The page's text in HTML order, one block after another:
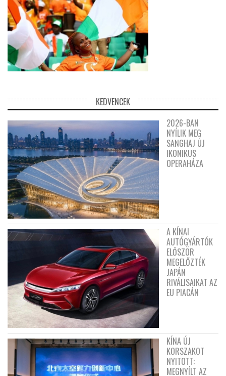
KEDVENCEK
2026-BAN
NYÍLIK MEG
SANGHAJ ÚJ
IKONIKUS
OPERAHÁZA
A KÍNAI
AUTÓGYÁRTÓK
ELŐSZÖR
MEGELŐZTÉK
JAPÁN
RIVÁLISAIKAT AZ
EU PIACÁN
KÍNA ÚJ
KORSZAKOT
NYITOTT:
MEGNYÍLT AZ